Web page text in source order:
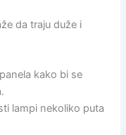
da traju duže i
kako bi se
lampi nekoliko puta